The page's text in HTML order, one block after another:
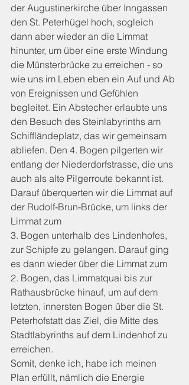
der Augustinerkirche über Inngassen
den St. Peterhügel hoch, sogleich
dann aber wieder an die Limmat
hinunter, um über eine erste Windung
die Münsterbrücke zu erreichen - so
wie uns im Leben eben ein Auf und Ab
von Ereignissen und Gefühlen
begleitet. Ein Abstecher erlaubte uns
den Besuch des Steinlabyrinths am
Schiffländeplatz, das wir gemeinsam
abliefen. Den 4. Bogen pilgerten wir
entlang der Niederdorfstrasse, die uns
auch als alte Pilgerroute bekannt ist.
Darauf überquerten wir die Limmat auf
der Rudolf-Brun-Brücke, um links der
Limmat zum
3. Bogen unterhalb des Lindenhofes,
zur Schipfe zu gelangen. Darauf ging
es dann wieder über die Limmat zum
2. Bogen, das Limmatquai bis zur
Rathausbrücke hinauf, um auf dem
letzten, innersten Bogen über die St.
Peterhofstatt das Ziel, die Mitte des
Stadtlabyrinths auf dem Lindenhof zu
erreichen.
Somit, denke ich, habe ich meinen
Plan erfüllt, nämlich die Energie